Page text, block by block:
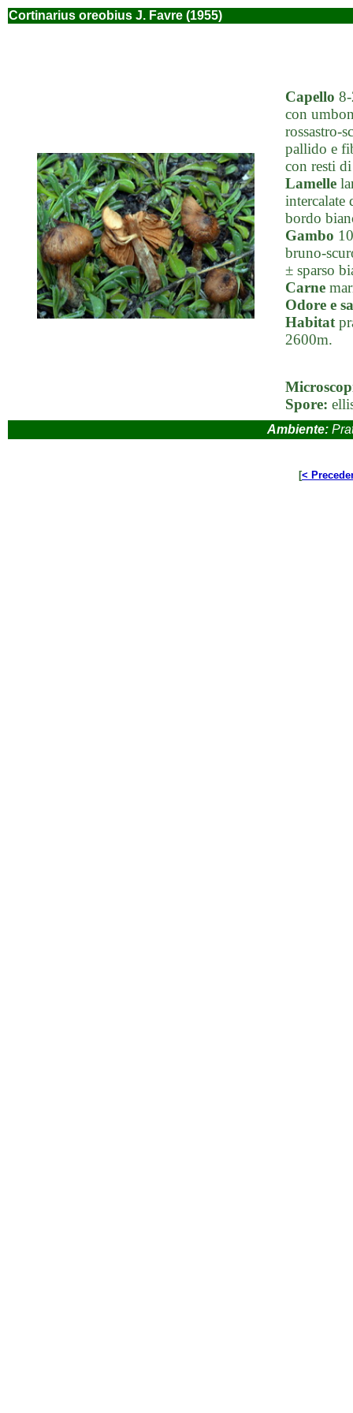
Cortinarius oreobius J. Favre (1955)
Capello
con
rossastro-
pallido e
con resti
Lamelle
intercalate
bordo
Gambo
bruno-
± sparso
Carne
Odore e
Habitat
2600m.
Spore:
Ambiente:
[<